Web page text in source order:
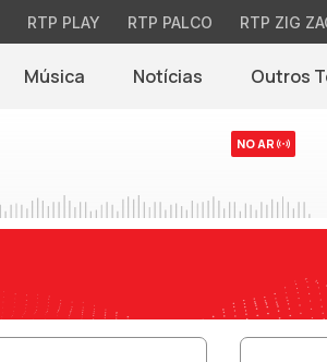
RTP PLAY RTP PALCO RTP ZIG
Música Notícias(abre em nova
Outros
NO AR